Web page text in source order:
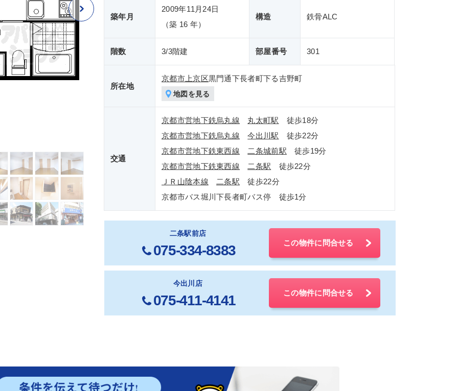
築年月
2009年11月24日
（築 16 年）
構造 鉄骨ALC
階数 3/3階建 部屋番号 301
所在地
京都市上京区黒門通下長者町下る吉野町
地図を見る
交通
京都市営地下鉄烏丸線 丸太町駅 徒歩18分
京都市営地下鉄烏丸線
今出川駅 徒歩22分
京都市営地下鉄東西線
二条城前駅 徒歩19分
京都市営地下鉄東西線
二条駅 徒歩22分
ＪＲ山陰本線
二条駅 徒歩22分
京都市バス堀川下長者町バス停 徒歩1分
二条駅前店
075-334-8383 この物件に問合せる
今出川店
075-411-4141 この物件に問合せる